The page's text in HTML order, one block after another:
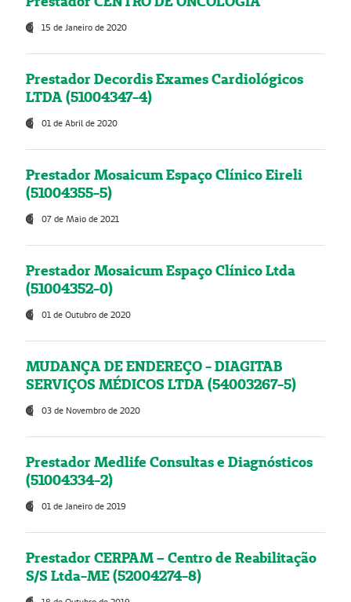
15 de Janeiro de 2020
Prestador Decordis Exames Cardiológicos
LTDA (51004347-4)
01 de Abril de 2020
Prestador Mosaicum Espaço Clínico Eireli
(51004355-5)
07 de Maio de 2021
Prestador Mosaicum Espaço Clínico Ltda
(51004352-0)
01 de Outubro de 2020
MUDANÇA DE ENDEREÇO - DIAGITAB
SERVIÇOS MÉDICOS LTDA (54003267-5)
03 de Novembro de 2020
Prestador Medlife Consultas e Diagnósticos
(51004334-2)
01 de Janeiro de 2019
Prestador CERPAM – Centro de Reabilitação
S/S Ltda-ME (52004274-8)